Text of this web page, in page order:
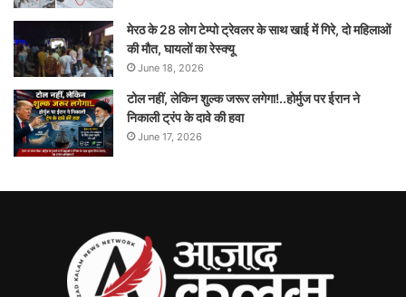
मेरठ के 28 लोग टेम्पो ट्रेवलर के साथ खाई में गिरे, दो महिलाओं
की मौत, घायलों का रेस्क्यू
June 18, 2026
टोल नहीं, लेकिन शुल्क जरूर लगेगा!..होर्मुज पर ईरान ने
निकाली ट्रंप के दावे की हवा
June 17, 2026